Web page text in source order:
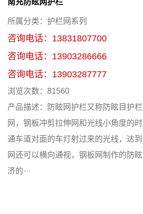
南充防眩网护栏
所属分类： 护栏网系列
咨询电话： 13831807700
咨询电话： 13903286666
咨询电话： 13903287777
浏览次数： 81560
产品描述：
防眩网护栏又称防眩目护
网，钢板冲剪拉伸网和光线小角度的
通车道对面的车灯射过来的光线，达
网还可以横向通视，钢板网制作的防
济的···